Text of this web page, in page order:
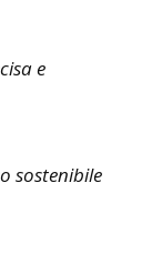
e
sostenibile